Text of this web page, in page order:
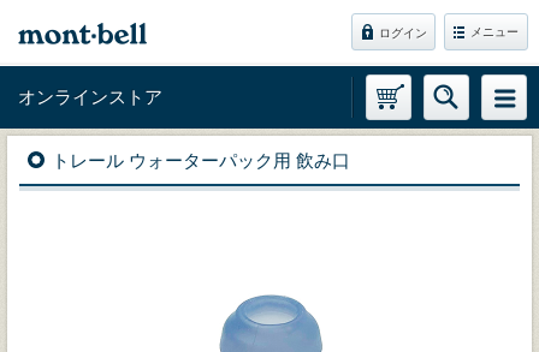
ログイン メニュー
オンラインストア
トレール ウォーターパック用 飲み口